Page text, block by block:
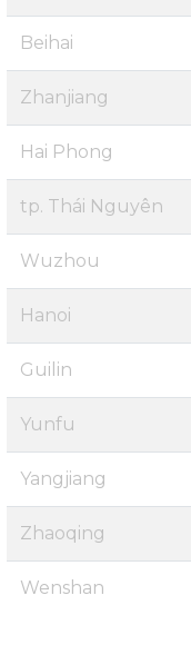
Beihai
Zhanjiang
Hai Phong
tp. Thái Nguyên
Wuzhou
Hanoi
Guilin
Yunfu
Yangjiang
Zhaoqing
Wenshan